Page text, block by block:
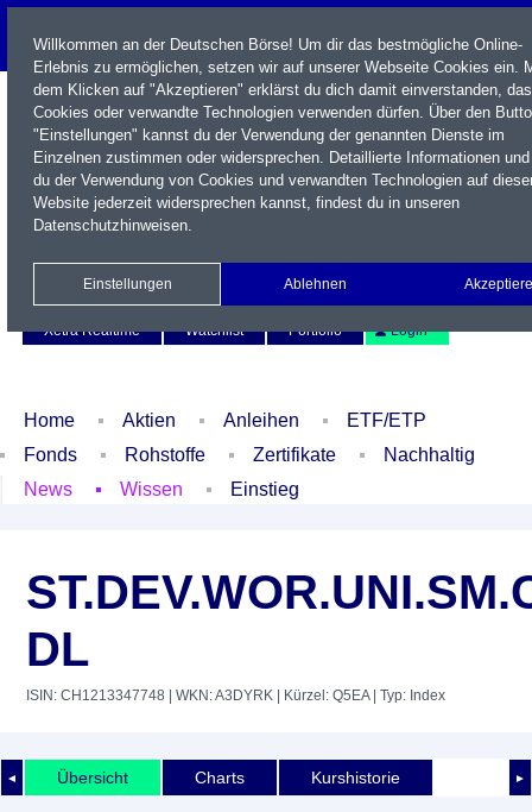
Name / WKN / ISIN / Kürzel
Xetra Realtime
Watchlist Portfolio Login
Home Aktien Anleihen
ETF/ETP
Fonds
Rohstoffe Zertifikate
Nachhaltig
News
Wissen Einstieg
DL
ISIN: CH1213347748 | WKN: A3DYRK | Kürzel: Q5EA| Typ: Index
◄ ►
Übersicht Charts Kurshistorie
Willkommen an der Deutschen Börse! Um dir das bestmögliche Online-
Erlebnis zu ermöglichen, setzen wir auf unserer Webseite Cookies ein.
dem Klicken auf "Akzeptieren" erklärst du dich damit einverstanden,
Cookies oder verwandte Technologien verwenden dürfen. Über den
"Einstellungen" kannst du der Verwendung der genannten Dienste im
Einzelnen zustimmen oder widersprechen. Detaillierte Informationen
du der Verwendung von Cookies und verwandten Technologien auf
Website jederzeit widersprechen kannst, findest du in unseren
Datenschutzhinweisen.
Einstellungen Ablehnen